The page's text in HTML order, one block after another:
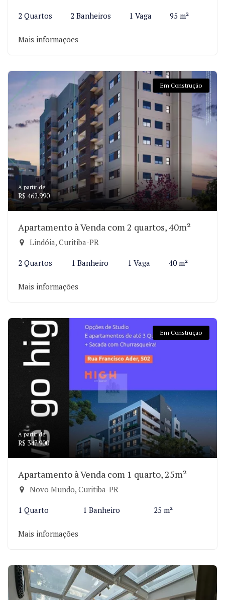
2 Quartos 2 Banheiros 1 Vaga 95 m²
Mais informações
Em Construção
A partir de:
R$ 462.990
Apartamento à Venda com 2 quartos, 40m²
Lindóia, Curitiba-PR
2 Quartos 1 Banheiro 1 Vaga 40 m²
Mais informações
Em Construção
A partir de:
R$ 347.900
Apartamento à Venda com 1 quarto, 25m²
Novo Mundo, Curitiba-PR
1 Quarto 1 Banheiro 25 m²
Mais informações